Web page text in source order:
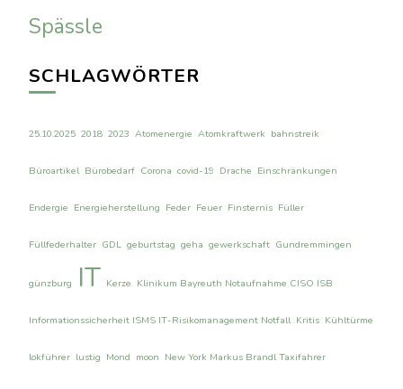
Spässle
SCHLAGWÖRTER
25.10.2025 2018 2023 Atomenergie Atomkraftwerk bahnstreik
Büroartikel Bürobedarf Corona covid-19 Drache Einschränkungen
Endergie Energieherstellung Feder Feuer Finsternis Füller
Füllfederhalter GDL geburtstag geha gewerkschaft Gundremmingen
günzburg IT Kerze Klinikum Bayreuth Notaufnahme CISO ISB
Informationssicherheit ISMS IT-Risikomanagement Notfall Kritis Kühltürme
lokführer lustig Mond moon New York Markus Brandl Taxifahrer